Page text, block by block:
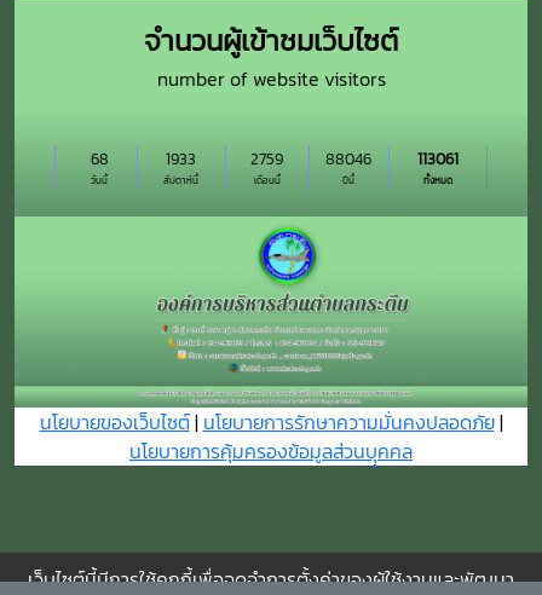
จำนวนผู้เข้าชมเว็บไซต์
number of website visitors
วันนี้
68
สัปดาห์นี้
1933
เดือนนี้
2759
ปีนี้
88046
ทั้งหมด
113061
นโยบายของเว็บไซต์| นโยบายการรักษาความมั่นคงปลอดภัย|
นโยบายการคุ้มครองข้อมูลส่วนบุุคคล
เว็บไซต์นี้มีการใช้คุกกี้เพื่อจดจำการตั้งค่าของผู้ใช้งานและพัฒนา